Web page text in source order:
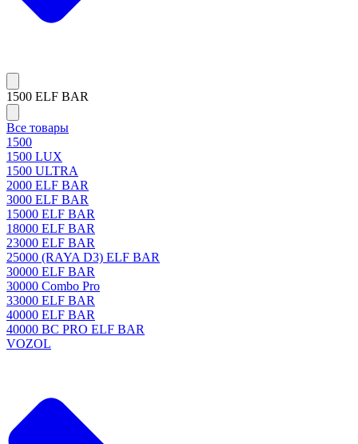
1500 ELF BAR
Все товары
1500
1500 LUX
1500 ULTRA
2000 ELF BAR
3000 ELF BAR
15000 ELF BAR
18000 ELF BAR
23000 ELF BAR
25000 (RAYA D3) ELF BAR
30000 ELF BAR
30000 Combo Pro
33000 ELF BAR
40000 ELF BAR
40000 BC PRO ELF BAR
VOZOL